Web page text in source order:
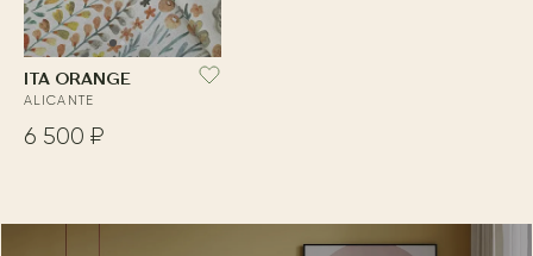
ITA ORANGE
ALICANTE
6 500 ₽